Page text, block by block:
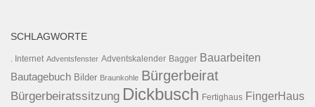
SCHLAGWORTE
. Internet Adventsfenster Adventskalender Bagger Bauarbeiten
Bautagebuch Bilder Braunkohle Bürgerbeirat
Bürgerbeiratssitzung Dickbusch Fertighaus FingerHaus